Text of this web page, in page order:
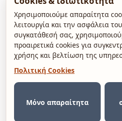
Χρησιμοποιούμε απαραίτητα
λειτουργία και την ασφάλεια
συγκατάθεσή σας,
προαιρετικά cookies για
χρήσης και βελτίωση της
Πολιτική Cookies
Μόνο απαραίτητα